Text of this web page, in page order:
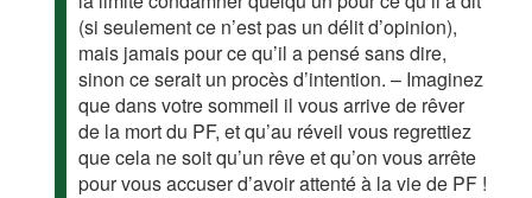
(si seulement ce n’est pas un délit d’opinion),
mais jamais pour ce qu’il a pensé sans dire,
sinon ce serait un procès d’intention. – Imaginez
que dans votre sommeil il vous arrive de rêver
de la mort du PF, et qu’au réveil vous regrettiez
que cela ne soit qu’un rêve et qu’on vous arrête
pour vous accuser d’avoir attenté à la vie de PF !